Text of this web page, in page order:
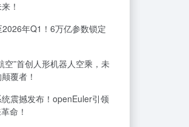
！
年Q1！6万亿参数锁定
空”首创人形机器人空乘，未
覆者！
震撼发布！openEuler引领
命！